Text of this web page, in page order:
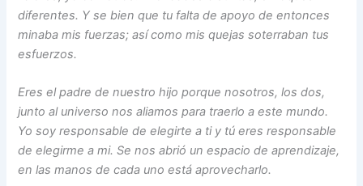
diferentes. Y se bien que tu falta de apoyo de entonces
minaba mis fuerzas; así como mis quejas soterraban tus
esfuerzos.
Eres el padre de nuestro hijo porque nosotros, los dos,
junto al universo nos aliamos para traerlo a este mundo.
Yo soy responsable de elegirte a ti y tú eres responsable
de elegirme a mi. Se nos abrió un espacio de aprendizaje,
en las manos de cada uno está aprovecharlo.